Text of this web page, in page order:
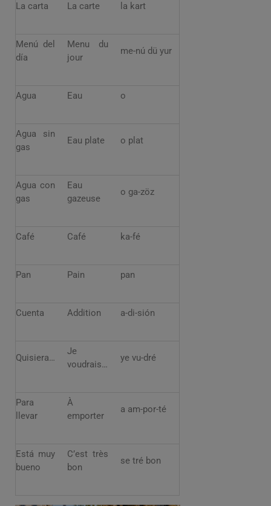
La carta La carte la kart
Menú del
día
Menu du
jour
me-nú dü yur
Agua Eau o
Agua sin
gas
Eau plate o plat
Agua con
gas
Eau
gazeuse
o ga-zöz
Café Café ka-fé
Pan Pain pan
Cuenta Addition a-di-sión
Quisiera…
Je
voudrais…
ye vu-dré
Para
llevar
À
emporter
a am-por-té
Está muy
bueno
C’est très
bon
se tré bon